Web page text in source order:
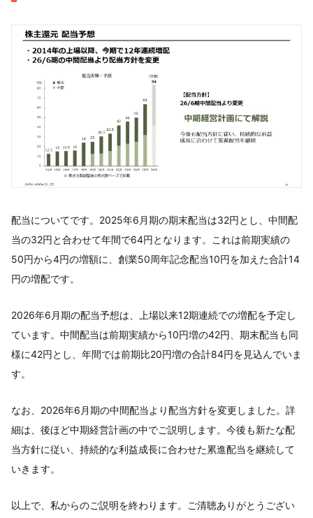
配当についてです。2025年6月期の期末配当は32円とし、中間配
当の32円と合わせて年間で64円となります。これは前期実績の
50円から4円の増額に、創業50周年記念配当10円を加えた合計14
円の増配です。
2026年6月期の配当予想は、上場以来12期連続での増配を予定し
ています。中間配当は前期実績から10円増の42円、期末配当も同
様に42円とし、年間では前期比20円増の合計84円を見込んでいま
す。
なお、2026年6月期の中間配当より配当方針を変更しました。詳
細は、後ほど中期経営計画の中でご説明します。今後も新たな配
当方針に従い、持続的な利益成長に合わせた累進配当を継続して
いきます。
以上で、私からのご説明を終わります。ご清聴ありがとうござい